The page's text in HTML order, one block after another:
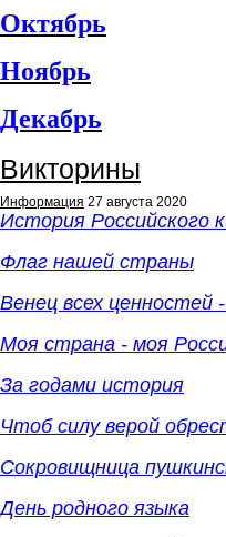
Октябрь
Ноябрь
Декабрь
Викторины
Информация 27 августа 2020
История Российского
Флаг нашей страны
Венец всех ценностей
Моя страна - моя
За годами история
Чтоб силу верой
Сокровищница
День родного языка